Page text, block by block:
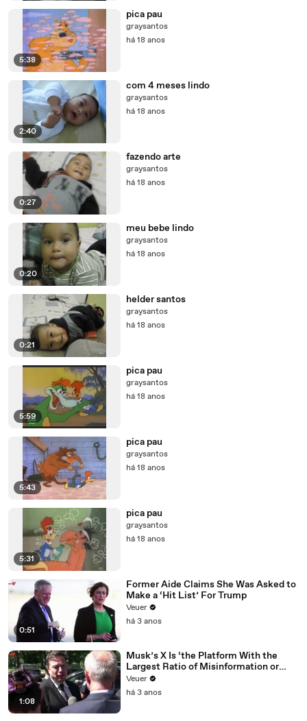
5:38
pica pau
graysantos
há 18 anos
2:40
com 4 meses lindo
graysantos
há 18 anos
0:27
fazendo arte
graysantos
há 18 anos
0:20
meu bebe lindo
graysantos
há 18 anos
0:21
helder santos
graysantos
há 18 anos
5:59
pica pau
graysantos
há 18 anos
5:43
pica pau
graysantos
há 18 anos
5:31
pica pau
graysantos
há 18 anos
0:51
Former Aide Claims She Was Asked to
Make a ‘Hit List’ For Trump
Veuer
há 3 anos
1:08
Musk’s X Is ‘the Platform With the
Largest Ratio of Misinformation or
Disinformation’ Amongst All Social
Media Platforms
Veuer
há 3 anos